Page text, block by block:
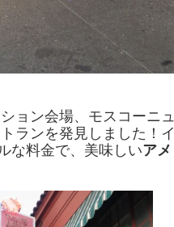
ョン会場、モスコーニ
ランを発見しました！
な料金で、美味しいア